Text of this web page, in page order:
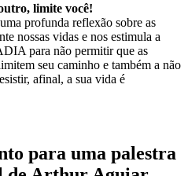
limite você!
profunda reflexão sobre as
nossas vidas e nos estimula a
para não permitir que as
seu caminho e também a não
afinal, a sua vida é
para uma palestra